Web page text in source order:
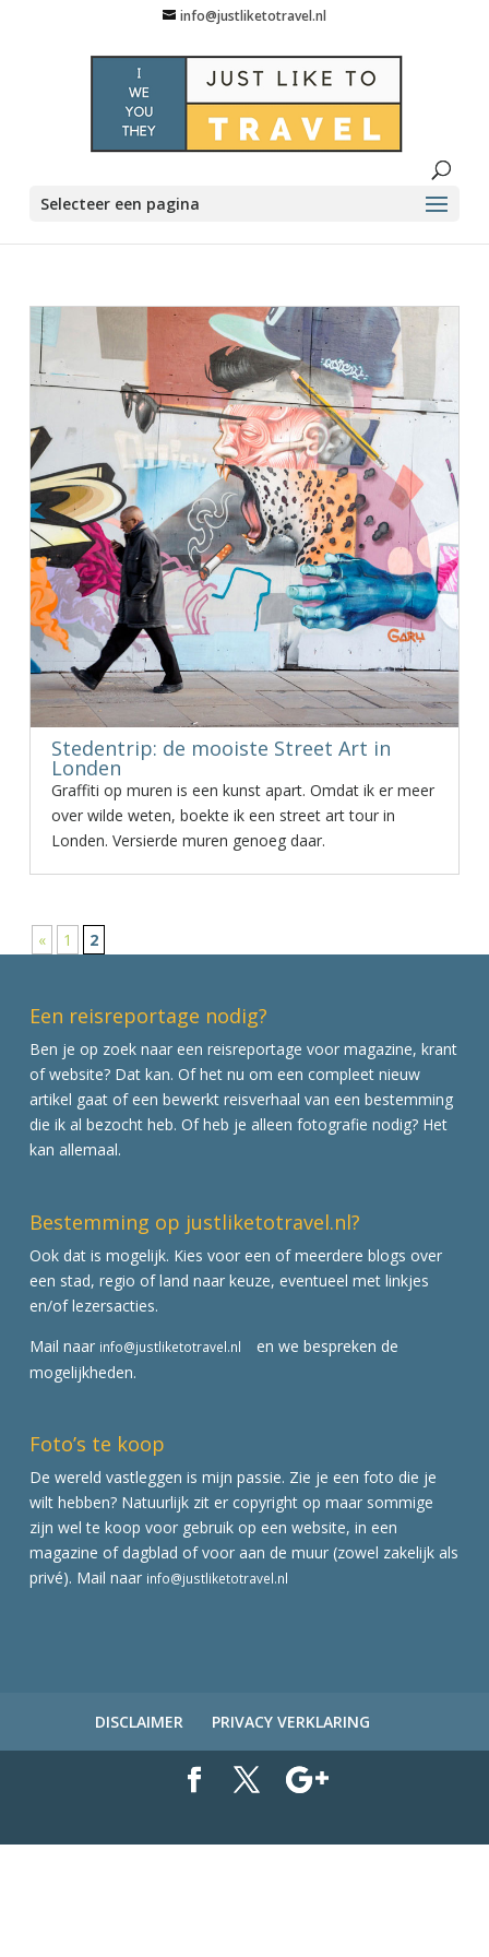
info@justliketotravel.nl
Selecteer een pagina
Stedentrip: de mooiste Street Art in
Londen
Graffiti op muren is een kunst apart. Omdat ik er meer
over wilde weten, boekte ik een street art tour in
Londen. Versierde muren genoeg daar.
« 1 2
Een reisreportage nodig?
Ben je op zoek naar een reisreportage voor magazine, krant
of website? Dat kan. Of het nu om een compleet nieuw
artikel gaat of een bewerkt reisverhaal van een bestemming
die ik al bezocht heb. Of heb je alleen fotografie nodig? Het
kan allemaal.
Bestemming op justliketotravel.nl?
Ook dat is mogelijk. Kies voor een of meerdere blogs over
een stad, regio of land naar keuze, eventueel met linkjes
en/of lezersacties.
Mail naar info@justliketotravel.nl
en we bespreken de
mogelijkheden.
Foto’s te koop
De wereld vastleggen is mijn passie. Zie je een foto die je
wilt hebben? Natuurlijk zit er copyright op maar sommige
zijn wel te koop voor gebruik op een website, in een
magazine of dagblad of voor aan de muur (zowel zakelijk als
privé). Mail naar info@justliketotravel.nl
DISCLAIMER PRIVACY VERKLARING